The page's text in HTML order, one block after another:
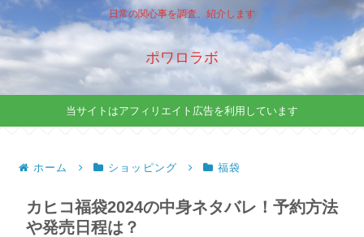
日常の関心事を調査、紹介します
ポワロラボ
当サイトはアフィリエイト広告を利用しています
ホーム ショッピング 福袋
カヒコ福袋2024の中身ネタバレ！予約方法
や発売日程は？